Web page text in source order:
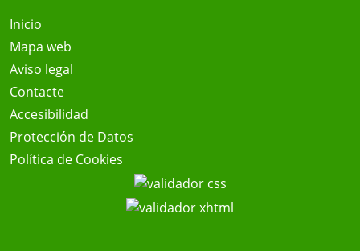
Inicio
Mapa web
Aviso legal
Contacte
Accesibilidad
Protección de Datos
Política de Cookies